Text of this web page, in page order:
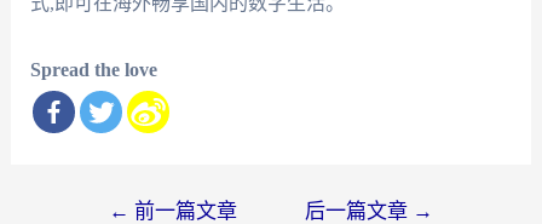
Spread the love
← 前一篇文章 后一篇文章 →